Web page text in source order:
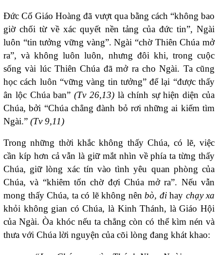
Đức Cố Giáo Hoàng đã vượt qua bằng cách “không bao
giờ chối từ về xác quyết nền tảng của đức tin”, Ngài
luôn “tin tưởng vững vàng”. Ngài “chờ Thiên Chúa mở
ra”, và không luôn luôn, nhưng đôi khi, trong cuộc
sống vài lúc Thiên Chúa đã mở ra cho Ngài. Ta cũng
học cách luôn “vững vàng tin tưởng” để lại “được thấy
ân lộc Chúa ban”(Tv 26,13) là chính sự hiện diện của
Chúa, bởi “Chúa chẳng đành bỏ rơi những ai kiếm tìm
Ngài.” (Tv 9,11)
Trong những thời khắc không thấy Chúa, có lẽ, việc
cần kíp hơn cả vẫn là giữ mắt nhìn về phía ta từng thấy
Chúa, giữ lòng xác tín vào tình yêu quan phòng của
Chúa, và “khiêm tốn chờ đợi Chúa mở ra”. Nếu vẫn
mong thấy Chúa, ta có lẽ không nên bò, đihay chạy xa
khỏi không gian có Chúa, là Kinh Thánh, là Giáo Hội
của Ngài. Òa khóc nếu ta chẳng còn có thể kìm nén và
thưa với Chúa lời nguyện của cõi lòng đang khát khao: